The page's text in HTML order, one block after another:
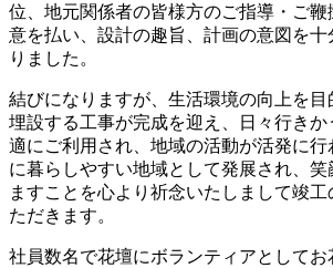
位、地元関係者の皆様方のご指導・ご
意を払い、設計の趣旨、計画の意図を
りました。
結びになりますが、生活環境の向上を
埋設する工事が完成を迎え、日々行き
適にご利用され、地域の活動が活発に
に暮らしやすい地域として発展され、笑
ますことを心より祈念いたしまして竣
ただきます。
社員数名で花壇にボランティアとしてお